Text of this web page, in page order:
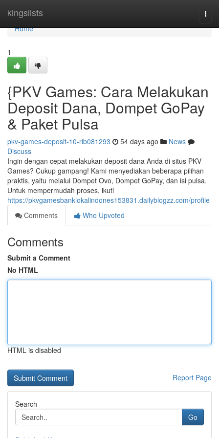
kingslists
Home
Home
1
{PKV Games: Cara Melakukan
Deposit Dana, Dompet GoPay
& Paket Pulsa
pkv-games-deposit-10-rib081293 54 days ago
News
Discuss
Ingin dengan cepat melakukan deposit dana Anda di situs PKV
Games? Cukup gampang! Kami menyediakan beberapa pilihan
praktis, yaitu melalui Dompet Ovo, Dompet GoPay, dan isi pulsa.
Untuk mempermudah proses, ikuti
https://pkvgamesbanklokalindones153831.dailyblogzz.com/profile
Comments
Who Upvoted
Comments
Submit a Comment
No HTML
HTML is disabled
Report Page
Search
Go